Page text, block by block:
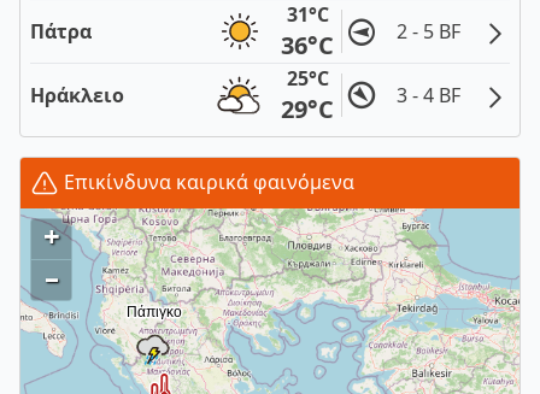
Πάτρα
31°C
36°C 2 - 5 BF
Ηράκλειο
25°C
29°C 3 - 4 BF
Επικίνδυνα καιρικά φαινόμενα
+
–